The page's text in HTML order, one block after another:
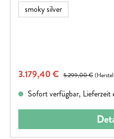
smoky silver
Verkaufspreis:
3.179,40 € Regulärer Preis:
5.299,00 €
Sofort verfügbar, Lieferzeit